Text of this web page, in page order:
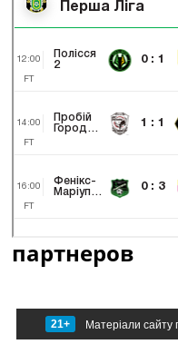
партнеров
21+ Матеріали сайту